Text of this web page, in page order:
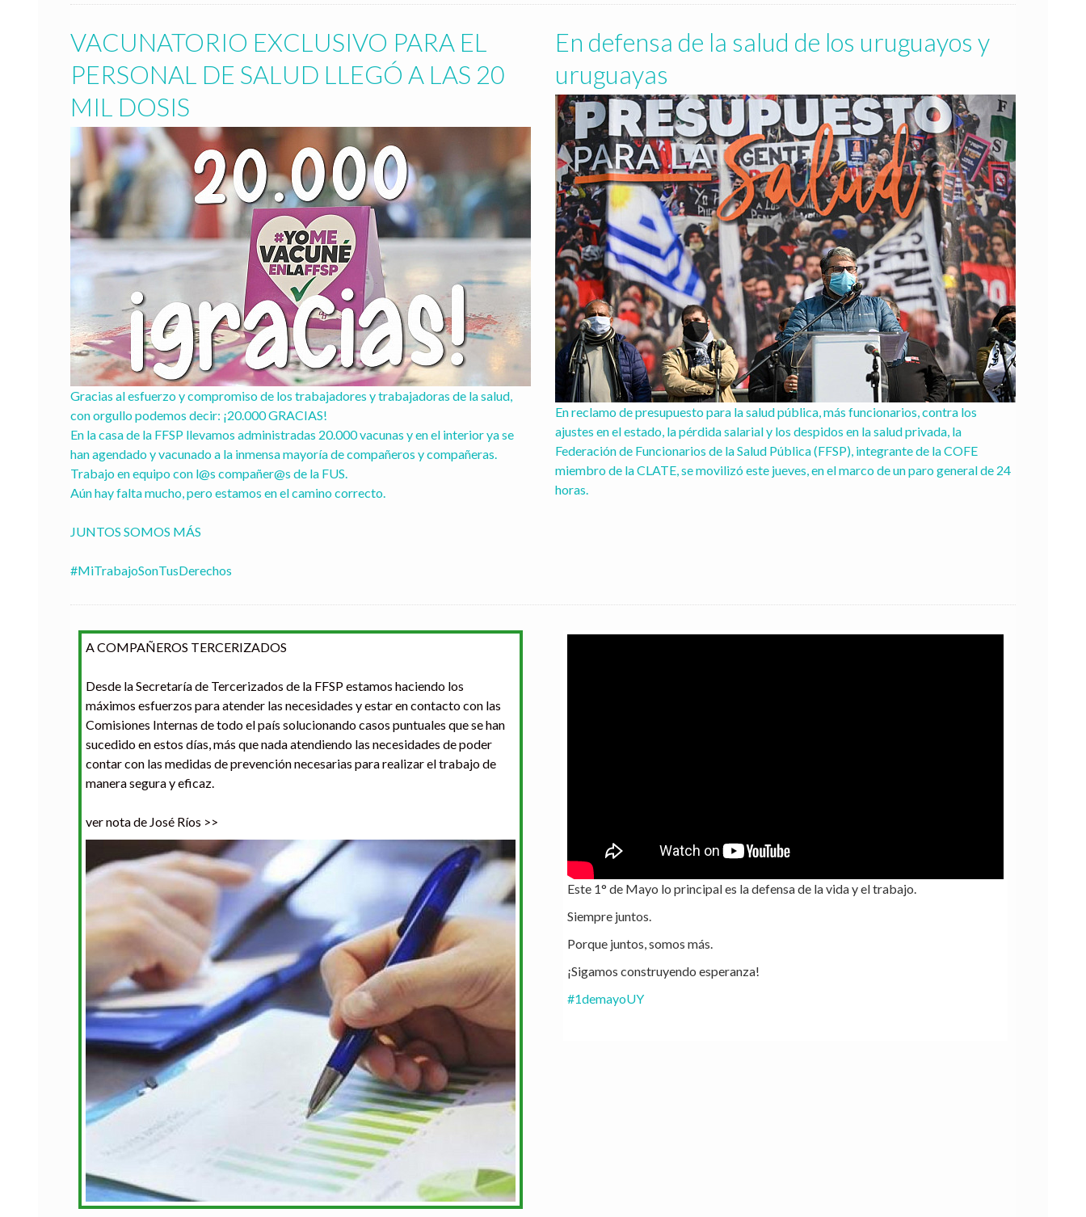
VACUNATORIO EXCLUSIVO PARA EL
PERSONAL DE SALUD LLEGÓ A LAS 20
MIL DOSIS
Gracias al esfuerzo y compromiso de los trabajadores y trabajadoras de la salud,
con orgullo podemos decir: ¡20.000 GRACIAS!
En la casa de la FFSP llevamos administradas 20.000 vacunas y en el interior ya se
han agendado y vacunado a la inmensa mayoría de compañeros y compañeras.
Trabajo en equipo con l@s compañer@s de la FUS.
Aún hay falta mucho, pero estamos en el camino correcto.
JUNTOS SOMOS MÁS
#MiTrabajoSonTusDerechos
En defensa de la salud de los uruguayos y
uruguayas
En reclamo de presupuesto para la salud pública, más funcionarios, contra los
ajustes en el estado, la pérdida salarial y los despidos en la salud privada, la
Federación de Funcionarios de la Salud Pública (FFSP), integrante de la COFE
miembro de la CLATE, se movilizó este jueves, en el marco de un paro general de 24
horas.
A COMPAÑEROS TERCERIZADOS
Desde la Secretaría de Tercerizados de la FFSP estamos haciendo los
máximos esfuerzos para atender las necesidades y estar en contacto con las
Comisiones Internas de todo el país solucionando casos puntuales que se han
sucedido en estos días, más que nada atendiendo las necesidades de poder
contar con las medidas de prevención necesarias para realizar el trabajo de
manera segura y eficaz.
ver nota de José Ríos >>
Este 1° de Mayo lo principal es la defensa de la vida y el trabajo.
Siempre juntos.
Porque juntos, somos más.
¡Sigamos construyendo esperanza!
#1demayoUY